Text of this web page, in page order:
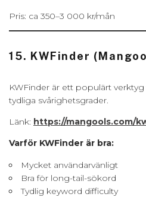
Pris: ca 350–3 000 kr/mån
15. KWFinder
KWFinder är ett populärt
tydliga svårighetsgrader.
Länk: https://mangools.com/
Varför KWFinder är bra:
Mycket användarvänligt
Bra för long-tail-sökord
Tydlig keyword difficulty